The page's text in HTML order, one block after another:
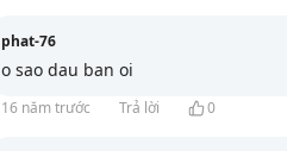
phat-76
o sao dau ban oi
16 năm trước Trả lời 0